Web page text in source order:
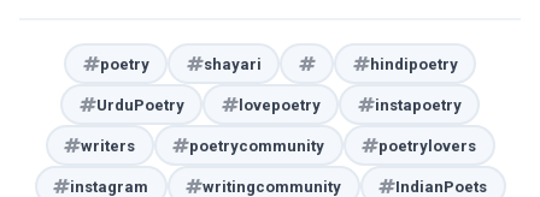
poetry shayari hindipoetry
UrduPoetry lovepoetry instapoetry
writers poetrycommunity poetrylovers
instagram writingcommunity IndianPoets